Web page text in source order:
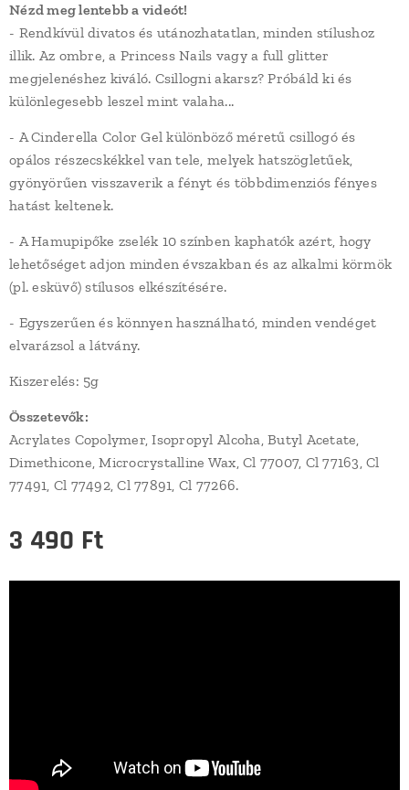
Nézd meg lentebb a videót!
- Rendkívül divatos és utánozhatatlan, minden stílushoz
illik. Az ombre, a Princess Nails vagy a full glitter
megjelenéshez kiváló. Csillogni akarsz? Próbáld ki és
különlegesebb leszel mint valaha...
- A Cinderella Color Gel különböző méretű csillogó és
opálos részecskékkel van tele, melyek hatszögletűek,
gyönyörűen visszaverik a fényt és többdimenziós fényes
hatást keltenek.
- A Hamupipőke zselék 10 színben kaphatók azért, hogy
lehetőséget adjon minden évszakban és az alkalmi körmök
(pl. esküvő) stílusos elkészítésére.
- Egyszerűen és könnyen használható, minden vendéget
elvarázsol a látvány.
Kiszerelés: 5g
Összetevők:
Acrylates Copolymer, Isopropyl Alcoha, Butyl Acetate,
Dimethicone, Microcrystalline Wax, Cl 77007, Cl 77163, Cl
77491, Cl 77492, Cl 77891, Cl 77266.
3 490 Ft